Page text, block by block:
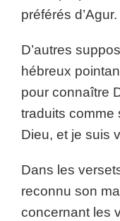
préférés d’Agur.
D’autres
hébreux
pour connaître
traduits comme
Dieu, et je suis
Dans les
reconnu son
concernant les